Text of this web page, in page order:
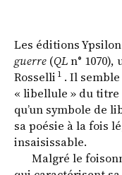
Les éditions
guerre (QLn°
Rosselli 1. Il semble
« libellule » du
qu’un symbole de
sa poésie à la fois
insaisissable.
Malgré le